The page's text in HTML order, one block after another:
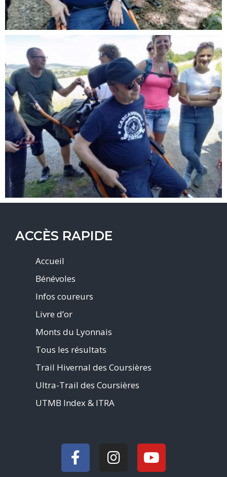
ACCÈS RAPIDE
Accueil
Bénévoles
Infos coureurs
Livre d’or
Monts du Lyonnais
Tous les résultats
Trail Hivernal des Coursières
Ultra-Trail des Coursières
UTMB Index & ITRA